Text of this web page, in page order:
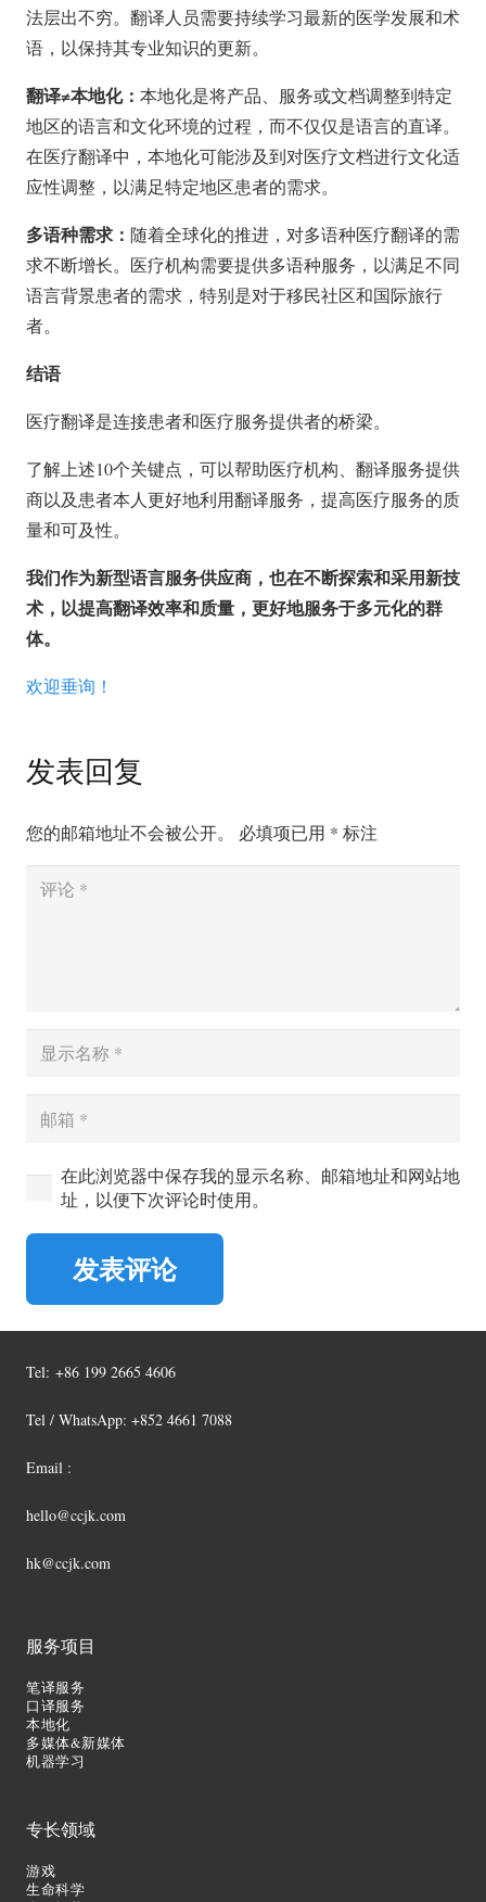
法层出不穷。翻译人员需要持续学习最新的医学发展和术
语，以保持其专业知识的更新。
翻译≠本地化： 本地化是将产品、服务或文档调整到特定
地区的语言和文化环境的过程，而不仅仅是语言的直译。
在医疗翻译中，本地化可能涉及到对医疗文档进行文化适
应性调整，以满足特定地区患者的需求。
多语种需求： 随着全球化的推进，对多语种医疗翻译的需
求不断增长。医疗机构需要提供多语种服务，以满足不同
语言背景患者的需求，特别是对于移民社区和国际旅行
者。
结语
医疗翻译是连接患者和医疗服务提供者的桥梁。
了解上述10个关键点，可以帮助医疗机构、翻译服务提供
商以及患者本人更好地利用翻译服务，提高医疗服务的质
量和可及性。
我们作为新型语言服务供应商，也在不断探索和采用新技
术，以提高翻译效率和质量，更好地服务于多元化的群
体。
欢迎垂询！
发表回复
您的邮箱地址不会被公开。 必填项已用 * 标注
在此浏览器中保存我的显示名称、邮箱地址和网站地
址，以便下次评论时使用。
发表评论
Tel: +86 199 2665 4606
Tel / WhatsApp: +852 4661 7088
Email :
hello@ccjk.com
hk@ccjk.com
服务项目
笔译服务
口译服务
本地化
多媒体&新媒体
机器学习
专长领域
游戏
生命科学